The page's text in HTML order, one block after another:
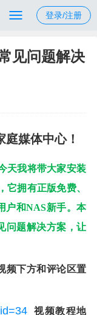
登录/注册
见问题解决
媒体中心！
天我将带大家安装
拥有正版免费、
户和NAS新手。本
问题解决方案，让
频下方和评论区置
视频教程地